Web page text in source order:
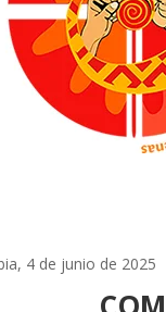
4 de junio de 2025